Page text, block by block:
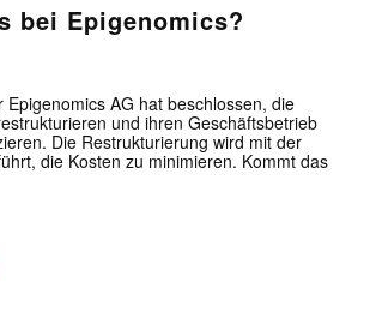
bei Epigenomics?
Epigenomics AG hat beschlossen, die
und ihren Geschäftsbetrieb
Die Restrukturierung wird mit der
die Kosten zu minimieren. Kommt das